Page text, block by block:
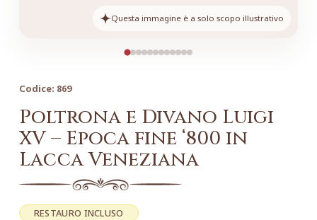
Questa immagine è a solo scopo illustrativo
Codice: 869
Poltrona e Divano Luigi
XV – Epoca fine ‘800 in
Lacca Veneziana
RESTAURO INCLUSO